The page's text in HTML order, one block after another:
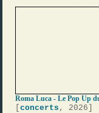
Roma Luca - Le Pop Up
[concerts , 2026]